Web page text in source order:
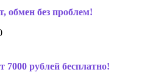
обмен без проблем!
7000 рублей бесплатно!